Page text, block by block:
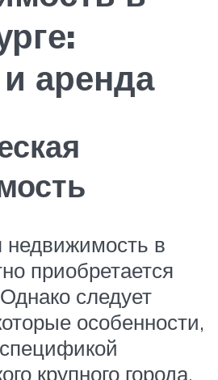
аренда
недвижимость в
приобретается
следует
особенности,
крупного города.